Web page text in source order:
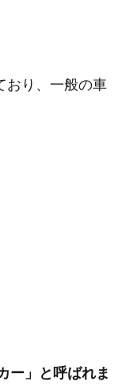
おり、一般の車
ー」と呼ばれま